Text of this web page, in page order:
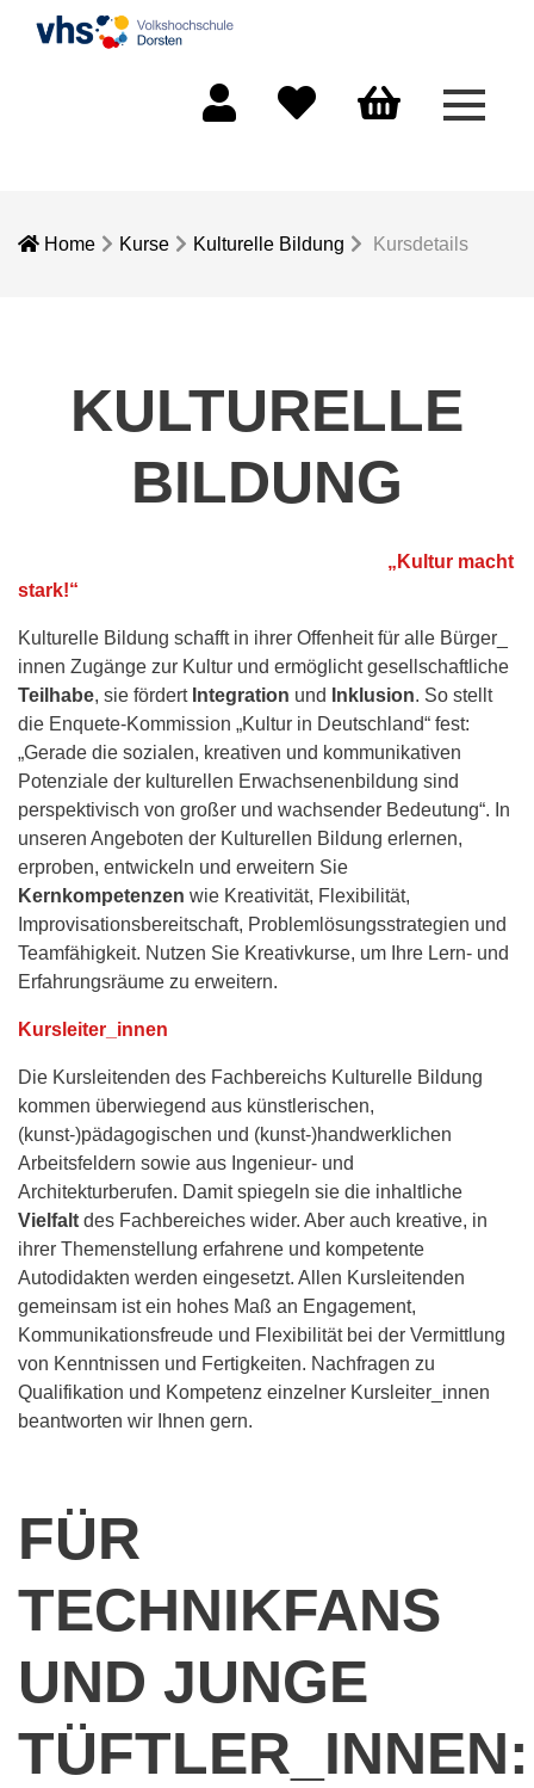
Menü
Home Kurse Kulturelle Bildung Kursdetails
KULTURELLE
BILDUNG
„Kultur macht
stark!“
Kulturelle Bildung schafft in ihrer Offenheit für alle Bürger_
innen Zugänge zur Kultur und ermöglicht gesellschaftliche
Teilhabe, sie fördert Integration und Inklusion. So stellt
die Enquete-Kommission „Kultur in Deutschland“ fest:
„Gerade die sozialen, kreativen und kommunikativen
Potenziale der kulturellen Erwachsenenbildung sind
perspektivisch von großer und wachsender Bedeutung“. In
unseren Angeboten der Kulturellen Bildung erlernen,
erproben, entwickeln und erweitern Sie
Kernkompetenzen wie Kreativität, Flexibilität,
Improvisationsbereitschaft, Problemlösungsstrategien und
Teamfähigkeit. Nutzen Sie Kreativkurse, um Ihre Lern- und
Erfahrungsräume zu erweitern.
Kursleiter_innen
Die Kursleitenden des Fachbereichs Kulturelle Bildung
kommen überwiegend aus künstlerischen,
(kunst-)pädagogischen und (kunst-)handwerklichen
Arbeitsfeldern sowie aus Ingenieur- und
Architekturberufen. Damit spiegeln sie die inhaltliche
Vielfalt des Fachbereiches wider. Aber auch kreative, in
ihrer Themenstellung erfahrene und kompetente
Autodidakten werden eingesetzt. Allen Kursleitenden
gemeinsam ist ein hohes Maß an Engagement,
Kommunikationsfreude und Flexibilität bei der Vermittlung
von Kenntnissen und Fertigkeiten. Nachfragen zu
Qualifikation und Kompetenz einzelner Kursleiter_innen
beantworten wir Ihnen gern.
FÜR
TECHNIKFANS
UND JUNGE
TÜFTLER_INNEN: